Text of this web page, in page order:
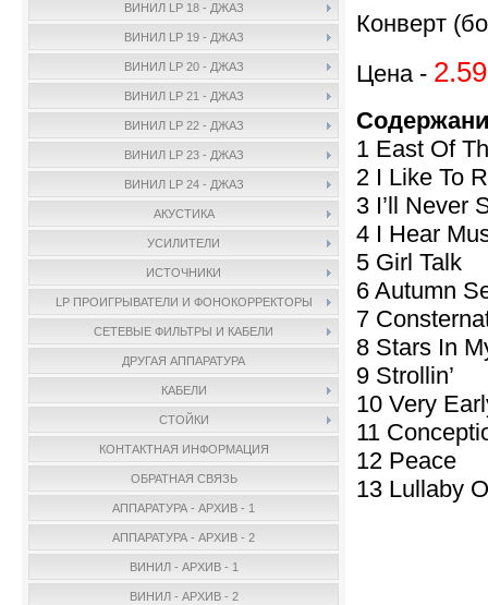
ВИНИЛ LP 18 - ДЖАЗ
ВИНИЛ LP 19 - ДЖАЗ
ВИНИЛ LP 20 - ДЖАЗ
ВИНИЛ LP 21 - ДЖАЗ
ВИНИЛ LP 22 - ДЖАЗ
ВИНИЛ LP 23 - ДЖАЗ
ВИНИЛ LP 24 - ДЖАЗ
АКУСТИКА
УСИЛИТЕЛИ
ИСТОЧНИКИ
LP ПРОИГРЫВАТЕЛИ И ФОНОКОРРЕКТОРЫ
СЕТЕВЫЕ ФИЛЬТРЫ И КАБЕЛИ
ДРУГАЯ АППАРАТУРА
КАБЕЛИ
СТОЙКИ
КОНТАКТНАЯ ИНФОРМАЦИЯ
ОБРАТНАЯ СВЯЗЬ
АППАРАТУРА - АРХИВ - 1
АППАРАТУРА - АРХИВ - 2
ВИНИЛ - АРХИВ - 1
ВИНИЛ - АРХИВ - 2
Конверт
Цена -
1 East Of
2 I Like To
3 I’ll Never
4 I Hear
5 Girl Talk
6 Autumn
7
8 Stars In
9 Strollin’
10 Very
11
12 Peace
13 Lullaby